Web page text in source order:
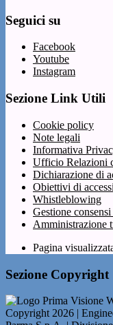
Seguici su
Facebook
Youtube
Instagram
Sezione Link Utili
Cookie policy
Note legali
Informativa
Ufficio Relazioni
Dichiarazione di
Obiettivi di
Whistleblowing
Gestione
Amministrazione
Pagina
Sezione Copyright
Copyright 2026 |